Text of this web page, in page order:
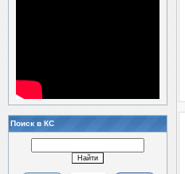
Поиск в КС